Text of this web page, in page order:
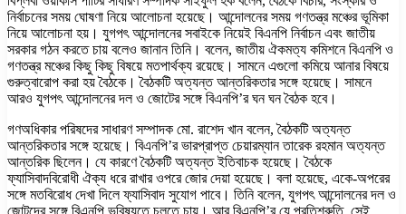
নির্বাচনের সময় ঘোষণা নিয়ে আলোচনা হয়েছে। আন্দোলনের সময় গণতন্ত্র মঞ্চের ভূমিকা
নিয়ে আলোচনা হয়। যুগপৎ আন্দোলনের সবাইকে নিয়েই বিএনপি নির্বাচন এবং জাতীয়
সরকার গঠন করতে চায় বলেও জানান তিনি। বলেন, জাতীয় ঐকমত্য কমিশনে বিএনপি ও
গণতন্ত্র মঞ্চের কিছু কিছু বিষয়ে মতপার্থক্য রয়েছে। সামনে এগুলো কমিয়ে আনার বিষয়ে
গুরুত্বারোপ করা হয় বৈঠকে। বৈঠকটি অত্যন্ত আন্তরিকতার সঙ্গে হয়েছে। সামনে
আরও যুগপৎ আন্দোলনের দল ও জোটের সঙ্গে বিএনপি’র ঘন ঘন বৈঠক হবে।
গণঅধিকার পরিষদের সাধারণ সম্পাদক মো. রাশেদ খান বলেন, বৈঠকটি অত্যন্ত
আন্তরিকতার সঙ্গে হয়েছে। বিএনপি’র ভারপ্রাপ্ত চেয়ারম্যান তারেক রহমান অত্যন্ত
আন্তরিক ছিলেন। যে কারণে বৈঠকটি অত্যন্ত ইতিবাচক হয়েছে। বৈঠকে
ফ্যাসিবাদবিরোধী ঐক্য ধরে রাখার ওপরে জোর দেয়া হয়েছে। বলা হয়েছে, একে-অপরের
সঙ্গে মতবিরোধ দেখা দিলে ফ্যাসিবাদ সুযোগ পাবে। তিনি বলেন, যুগপৎ আন্দোলনের দল ও
জোটদের সঙ্গে বিএনপি ভবিষ্যতে চলতে চায়। আর বিএনপি’র যে প্রতিশ্রুতি, সেই